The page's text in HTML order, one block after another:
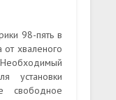
98-пять в
хваленого
Необходимый
установки
свободное